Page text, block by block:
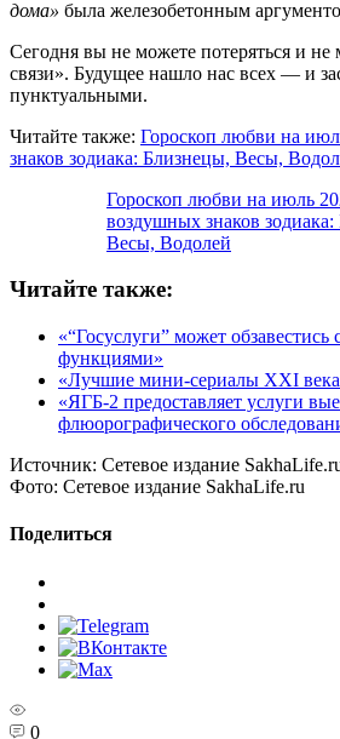
дома» была железобетонным
Сегодня вы не можете потеряться и не
связи». Будущее нашло нас всех — и
пунктуальными.
Читайте также: Гороскоп любви на
знаков зодиака: Близнецы, Весы,
Гороскоп любви на июль
воздушных знаков
Весы, Водолей
Читайте также:
«“Госуслуги” может обзавестись
функциями»
«Лучшие мини-сериалы XXI
«ЯГБ-2 предоставляет услуги
флюорографического
Источник: Сетевое издание
Фото: Сетевое издание SakhaLife.ru
Поделиться
0